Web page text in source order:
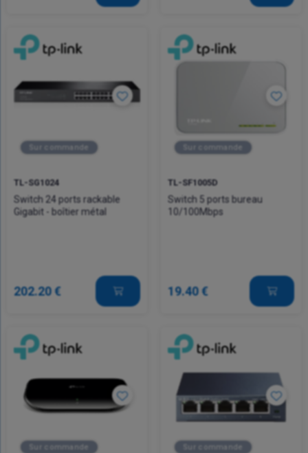
Sur commande
TL-SG1024
Switch 24 ports rackable
Gigabit - boîtier métal
202.20 €
Sur commande
TL-SF1005D
Switch 5 ports bureau
10/100Mbps
19.40 €
Sur commande Sur commande